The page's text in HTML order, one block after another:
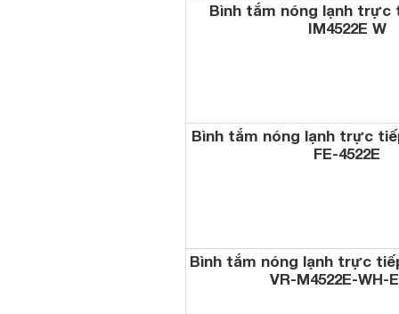
Bình tắm nóng lạnh trực
IM4522E W
Bình tắm nóng lạnh trực
FE-4522E
Bình tắm nóng lạnh trực
VR-M4522E-WH-